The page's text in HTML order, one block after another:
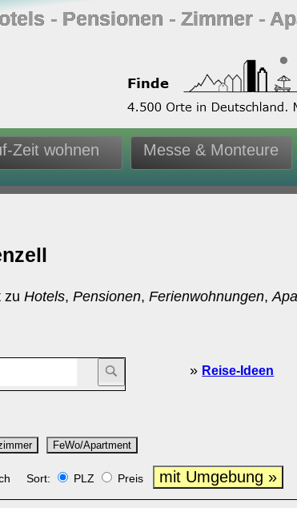
‐ Pensionen ‐ Zimmer ‐
Zeit wohnen Messe & Monteure
zuHotels,Pensionen,Ferienwohnungen,
» Reise-Ideen
FeWo/Apartment
Sort: PLZ Preis mit Umgebung »